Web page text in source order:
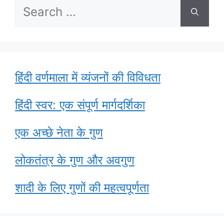
Search
हिंदी वर्णमाला में व्यंजनों की विविधता
हिंदी स्वर: एक संपूर्ण मार्गदर्शिका
एक अच्छे नेता के गुण
लोकतंत्र के गुण और अवगुण
शादी के लिए गुणों की महत्वपूर्णता